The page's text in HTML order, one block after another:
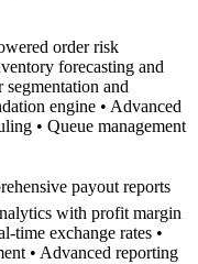
order risk
forecasting and
segmentation and
engine • Advanced
• Queue management
payout reports
with profit margin
time exchange rates •
• Advanced reporting